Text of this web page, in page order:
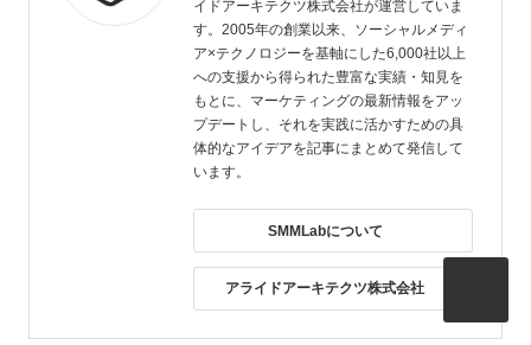
イドアーキテクツ株式会社が運営していま
す。2005年の創業以来、ソーシャルメディ
ア×テクノロジーを基軸にした6,000社以上
への支援から得られた豊富な実績・知見を
もとに、マーケティングの最新情報をアッ
プデートし、それを実践に活かすための具
体的なアイデアを記事にまとめて発信して
います。
SMMLabについて
アライドアーキテクツ株式会社